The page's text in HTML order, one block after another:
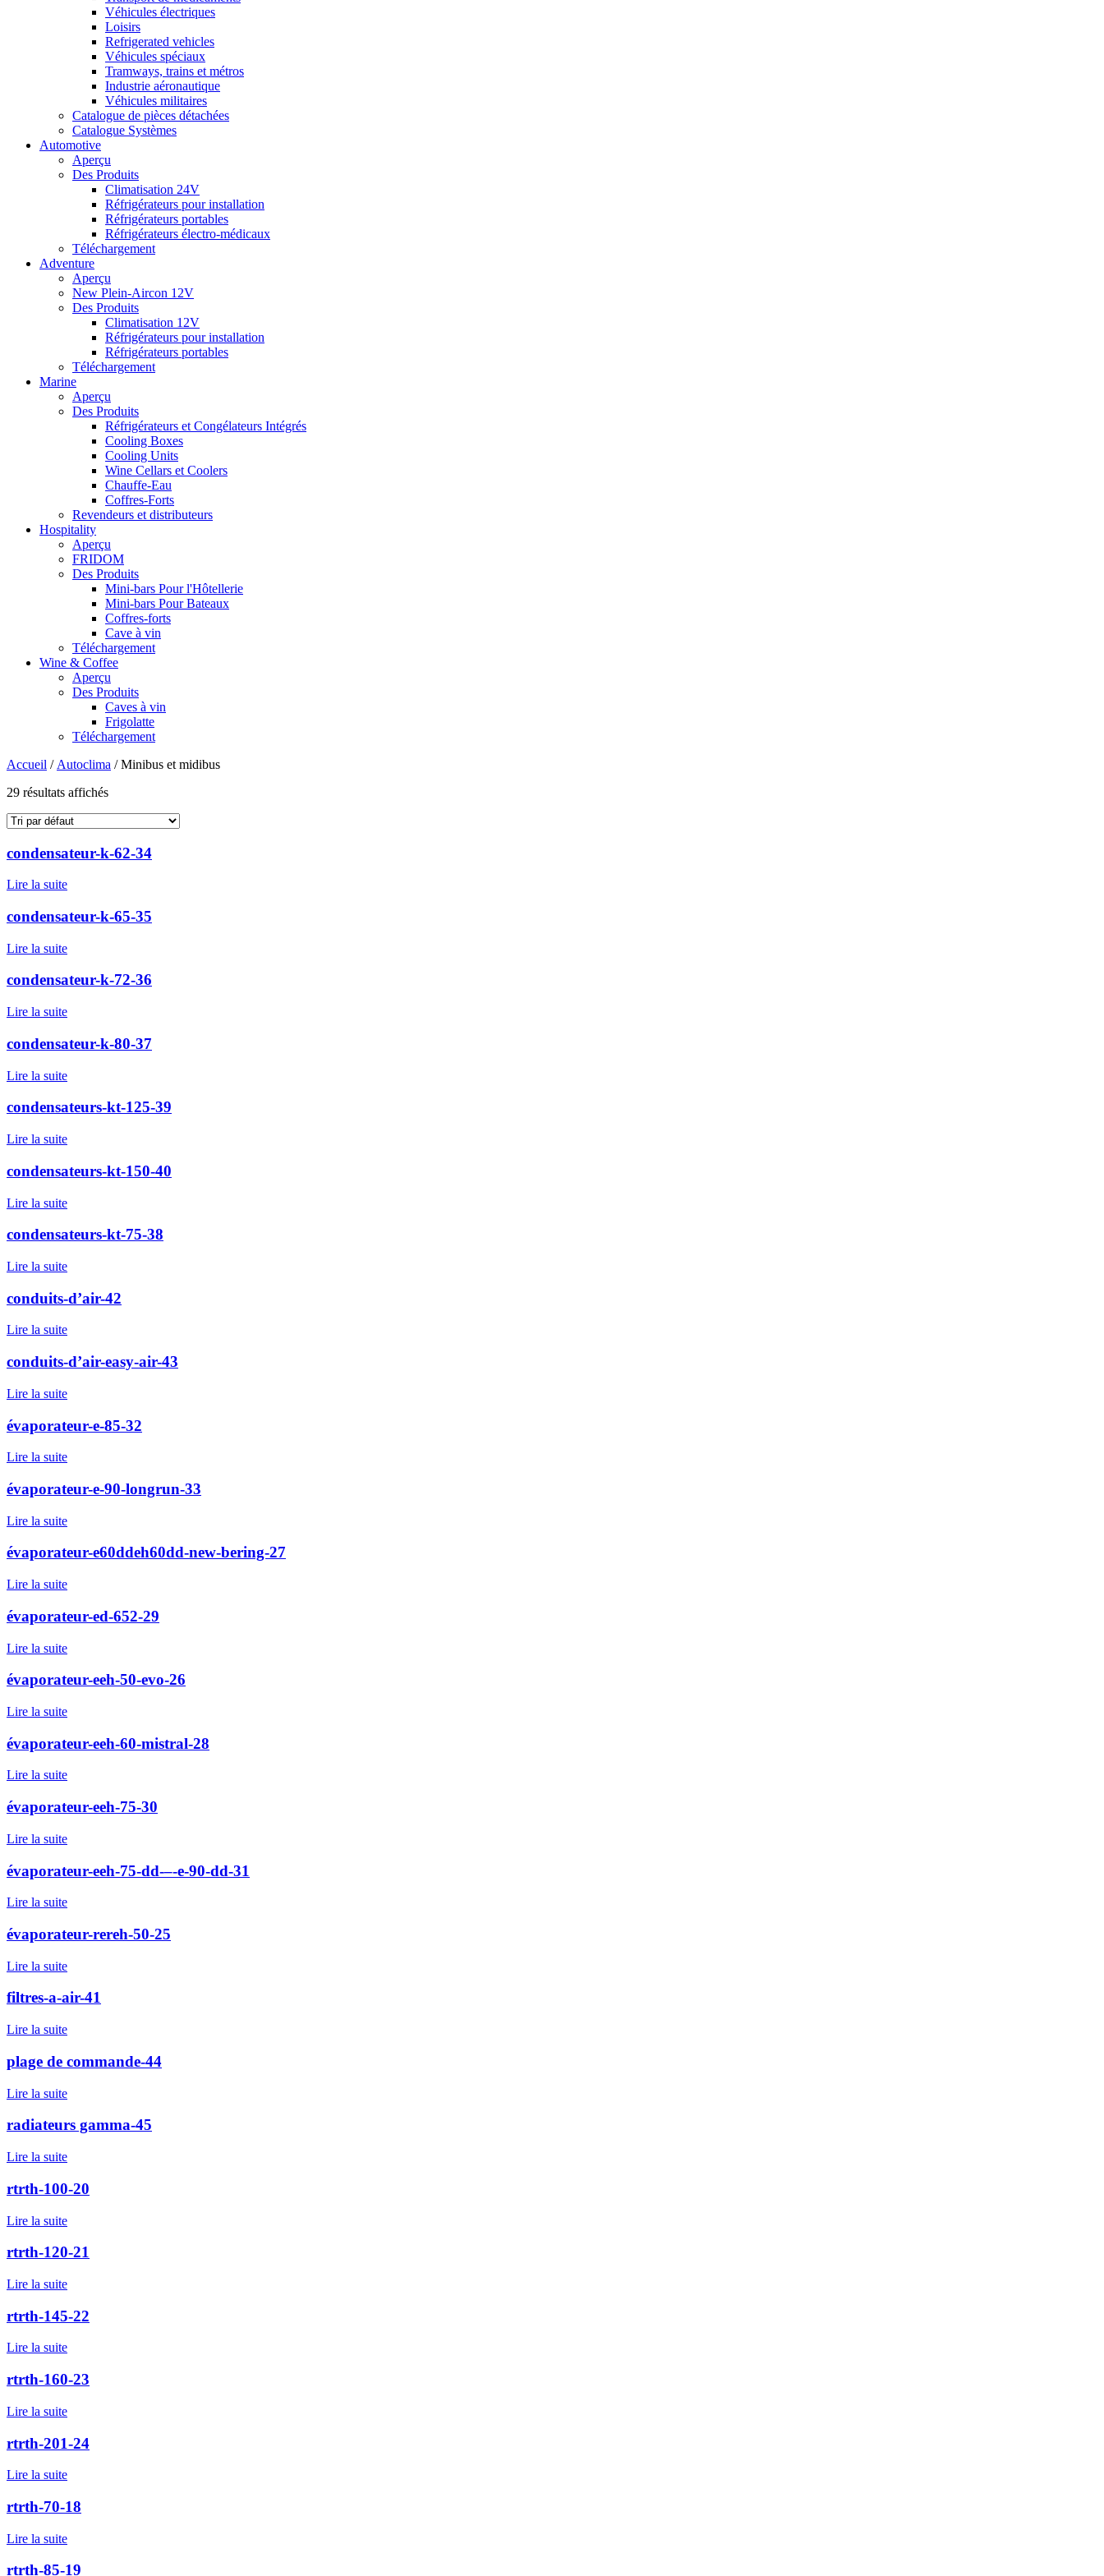
Véhicules électriques
Loisirs
Refrigerated vehicles
Véhicules spéciaux
Tramways, trains et métros
Industrie aéronautique
Véhicules militaires
Catalogue de pièces détachées
Catalogue Systèmes
Automotive
Aperçu
Des Produits
Climatisation 24V
Réfrigérateurs pour installation
Réfrigérateurs portables
Réfrigérateurs électro-médicaux
Téléchargement
Adventure
Aperçu
New Plein-Aircon 12V
Des Produits
Climatisation 12V
Réfrigérateurs pour installation
Réfrigérateurs portables
Téléchargement
Marine
Aperçu
Des Produits
Réfrigérateurs et Congélateurs Intégrés
Cooling Boxes
Cooling Units
Wine Cellars et Coolers
Chauffe-Eau
Coffres-Forts
Revendeurs et distributeurs
Hospitality
Aperçu
FRIDOM
Des Produits
Mini-bars Pour l'Hôtellerie
Mini-bars Pour Bateaux
Coffres-forts
Cave à vin
Téléchargement
Wine & Coffee
Aperçu
Des Produits
Caves à vin
Frigolatte
Téléchargement
Accueil / Autoclima / Minibus et midibus
29 résultats affichés
condensateur-k-62-34
Lire la suite
condensateur-k-65-35
Lire la suite
condensateur-k-72-36
Lire la suite
condensateur-k-80-37
Lire la suite
condensateurs-kt-125-39
Lire la suite
condensateurs-kt-150-40
Lire la suite
condensateurs-kt-75-38
Lire la suite
conduits-d’air-42
Lire la suite
conduits-d’air-easy-air-43
Lire la suite
évaporateur-e-85-32
Lire la suite
évaporateur-e-90-longrun-33
Lire la suite
évaporateur-e60ddeh60dd-new-bering-27
Lire la suite
évaporateur-ed-652-29
Lire la suite
évaporateur-eeh-50-evo-26
Lire la suite
évaporateur-eeh-60-mistral-28
Lire la suite
évaporateur-eeh-75-30
Lire la suite
évaporateur-eeh-75-dd-–-e-90-dd-31
Lire la suite
évaporateur-rereh-50-25
Lire la suite
filtres-a-air-41
Lire la suite
plage de commande-44
Lire la suite
radiateurs gamma-45
Lire la suite
rtrth-100-20
Lire la suite
rtrth-120-21
Lire la suite
rtrth-145-22
Lire la suite
rtrth-160-23
Lire la suite
rtrth-201-24
Lire la suite
rtrth-70-18
Lire la suite
rtrth-85-19